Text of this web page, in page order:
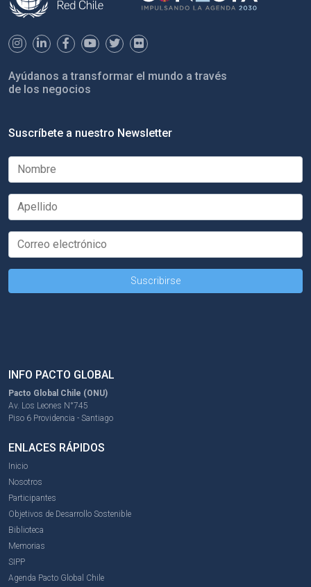
Ayúdanos a transformar el mundo a través
de los negocios
Suscríbete a nuestro Newsletter
INFO PACTO GLOBAL
Pacto Global Chile (ONU)
Av. Los Leones N°745
Piso 6 Providencia - Santiago
ENLACES RÁPIDOS
Inicio
Nosotros
Participantes
Objetivos de Desarrollo Sostenible
Biblioteca
Memorias
SIPP
Agenda Pacto Global Chile